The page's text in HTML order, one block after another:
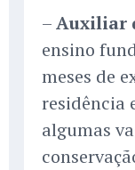
–Auxiliar
ensino
meses de
residência
algumas